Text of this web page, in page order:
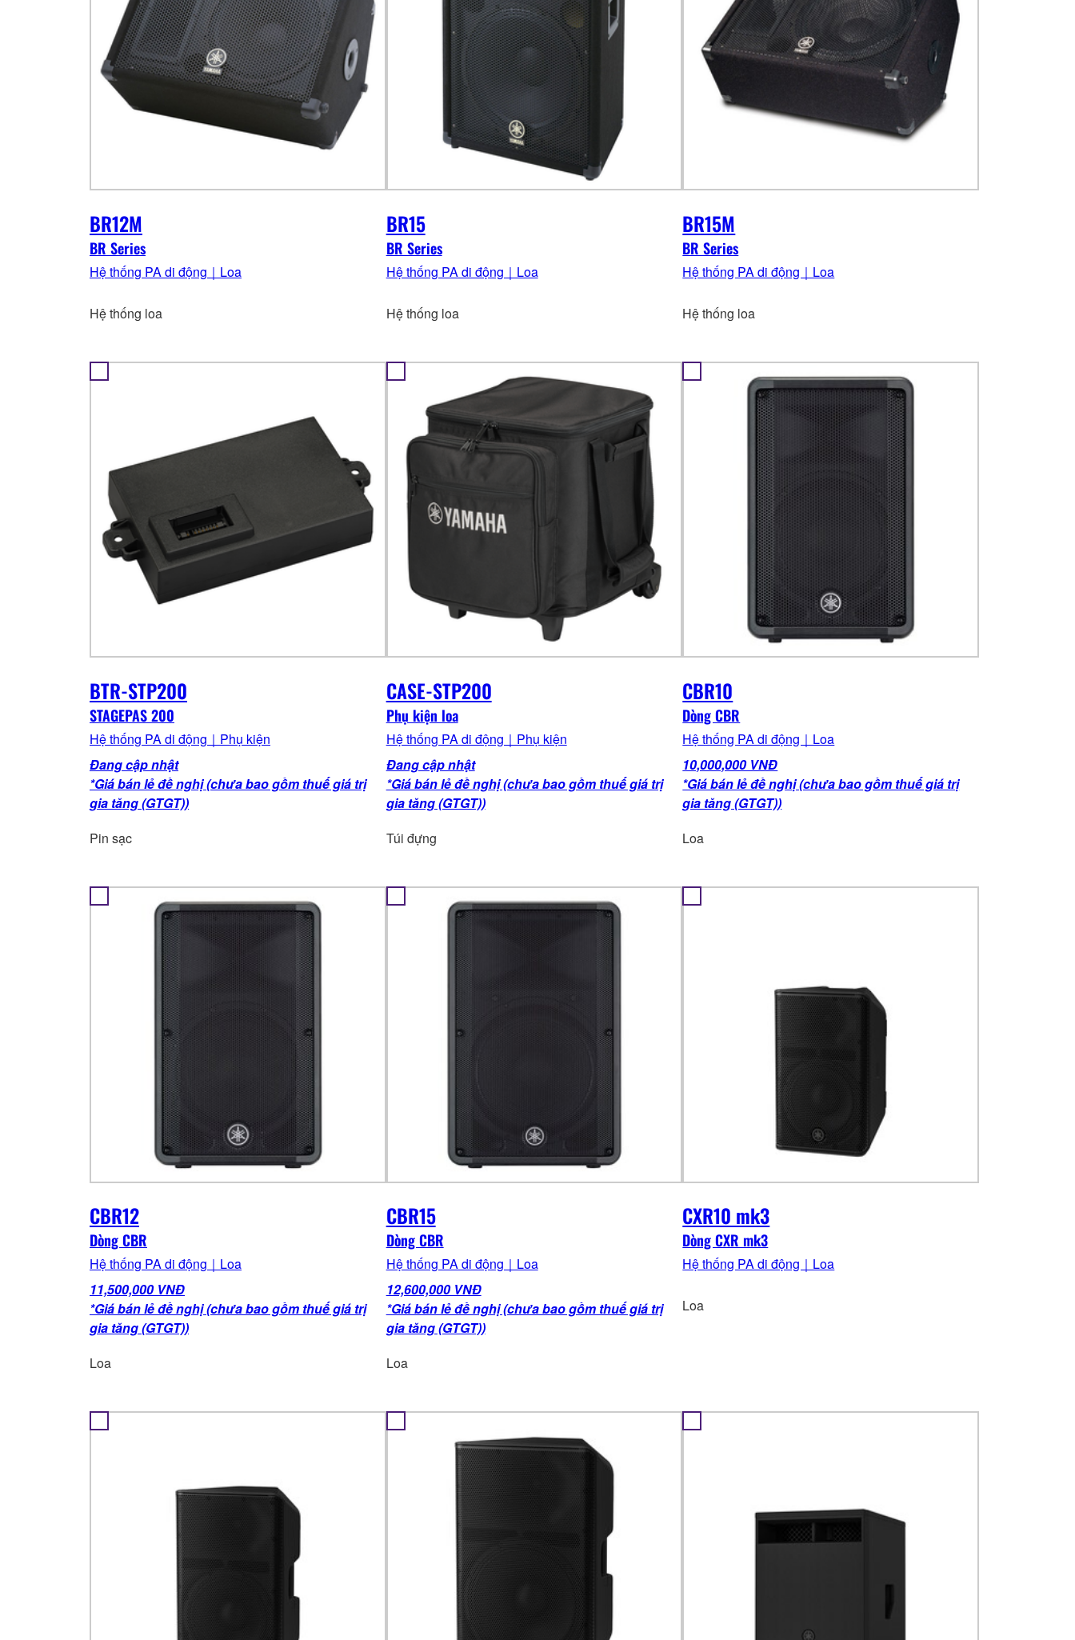
BR12M
BR Series
Hệ thống PA di động｜Loa
Hệ thống loa
BR15
BR Series
Hệ thống PA di động｜Loa
Hệ thống loa
BR15M
BR Series
Hệ thống PA di động｜Loa
Hệ thống loa
BTR-STP200
STAGEPAS 200
Hệ thống PA di động｜Phụ kiện
Đang cập nhật
*Giá bán lẻ đề nghị (chưa bao gồm thuế giá trị
gia tăng (GTGT))
Pin sạc
CASE-STP200
Phụ kiện loa
Hệ thống PA di động｜Phụ kiện
Đang cập nhật
*Giá bán lẻ đề nghị (chưa bao gồm thuế giá trị
gia tăng (GTGT))
Túi đựng
CBR10
Dòng CBR
Hệ thống PA di động｜Loa
10,000,000 VNĐ
*Giá bán lẻ đề nghị (chưa bao gồm thuế giá trị
gia tăng (GTGT))
Loa
CBR12
Dòng CBR
Hệ thống PA di động｜Loa
11,500,000 VNĐ
*Giá bán lẻ đề nghị (chưa bao gồm thuế giá trị
gia tăng (GTGT))
Loa
CBR15
Dòng CBR
Hệ thống PA di động｜Loa
12,600,000 VNĐ
*Giá bán lẻ đề nghị (chưa bao gồm thuế giá trị
gia tăng (GTGT))
Loa
CXR10 mk3
Dòng CXR mk3
Hệ thống PA di động｜Loa
Loa